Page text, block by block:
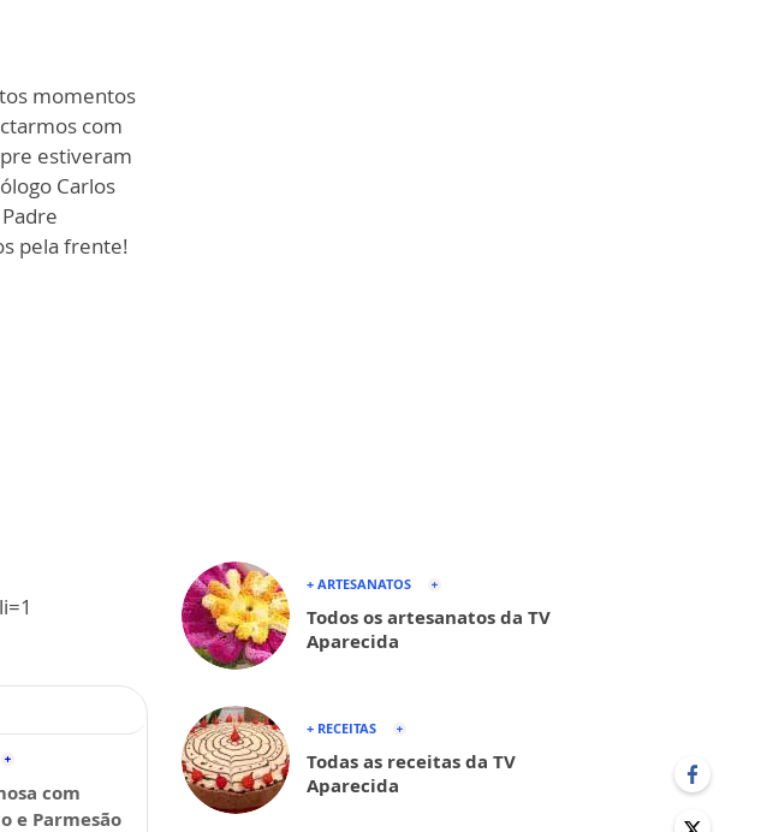
momentos
com
estiveram
Carlos
pela frente!
com
e Parmesão
+ ARTESANATOS
Todos os artesanatos da TV
Aparecida
+ RECEITAS
Todas as receitas da TV
Aparecida